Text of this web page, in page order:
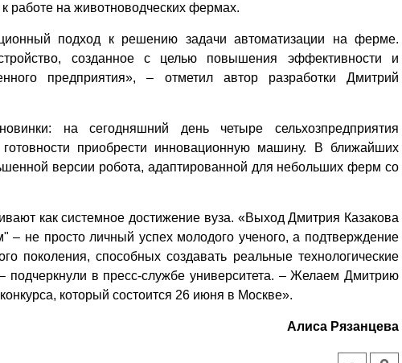
работе на животноводческих фермах.
подход к решению задачи автоматизации на ферме.
созданное с целью повышения эффективности и
предприятия», – отметил автор разработки Дмитрий
на сегодняшний день четыре сельхозпредприятия
приобрести инновационную машину. В ближайших
версии робота, адаптированной для небольших ферм со
как системное достижение вуза. «Выход Дмитрия Казакова
– не просто личный успех молодого ученого, а подтверждение
поколения, способных создавать реальные технологические
подчеркнули в пресс-службе университета. – Желаем Дмитрию
который состоится 26 июня в Москве».
Алиса Рязанцева
Уважаемые посетители сайта!
на обновленном Интернет-
ресурсе газеты «Красный